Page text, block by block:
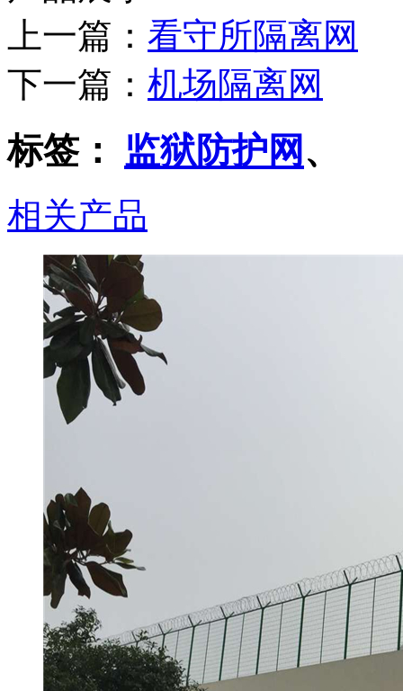
上一篇： 看守所隔离网
下一篇： 机场隔离网
标签： 监狱防护网 、
相关产品